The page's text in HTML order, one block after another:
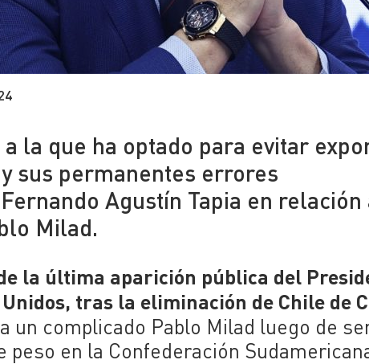
la que ha optado para evitar
sus permanentes errores
Agustín Tapia en relación
Milad.
la última aparición pública del
tras la eliminación de Chile de
un complicado Pablo Milad luego de
en la Confederación